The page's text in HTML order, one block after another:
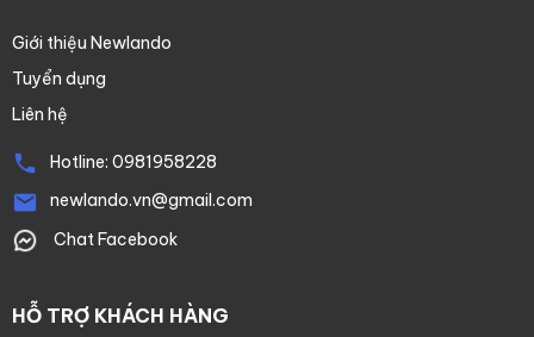
Giới thiệu Newlando
Tuyển dụng
Liên hệ
Hotline: 0981958228
newlando.vn@gmail.com
Chat Facebook
HỖ TRỢ KHÁCH HÀNG